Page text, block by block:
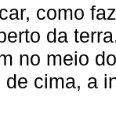
como
da
no meio
cima, a